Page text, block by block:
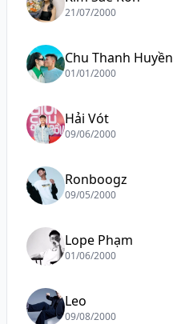
21/07/2000
Chu Thanh Huyền
01/01/2000
Hải Vót
09/06/2000
Ronboogz
09/05/2000
Lope Phạm
01/06/2000
Leo
09/08/2000